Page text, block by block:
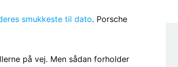
smukkeste til dato. Porsche
på vej. Men sådan forholder